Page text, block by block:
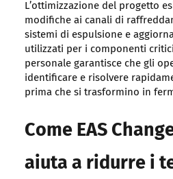
L’ottimizzazione del progetto
modifiche ai canali di
sistemi di espulsione e
utilizzati per i componenti
personale garantisce che gli
identificare e risolvere
prima che si trasformino in
Come EAS
aiuta a ridurre i